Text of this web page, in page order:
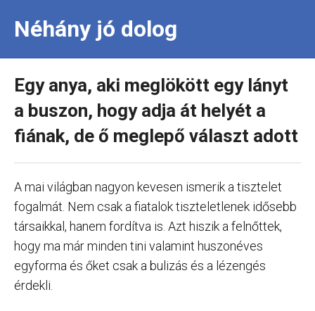
Néhány jó dolog
Egy anya, aki meglökött egy lányt
a buszon, hogy adja át helyét a
fiának, de ő meglepő választ adott
A mai világban nagyon kevesen ismerik a tisztelet
fogalmát. Nem csak a fiatalok tiszteletlenek idősebb
társaikkal, hanem fordítva is. Azt hiszik a felnőttek,
hogy ma már minden tini valamint huszonéves
egyforma és őket csak a bulizás és a lézengés
érdekli.